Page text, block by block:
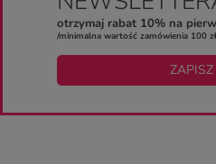
otrzymaj rabat 10% na
/minimalna wartość zamówienia 100
ZAPISZ